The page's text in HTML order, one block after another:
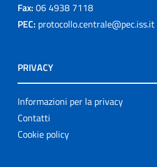
Fax: 06 4938 7118
PEC: protocollo.centrale@pec.iss.it
PRIVACY
Informazioni per la privacy
Contatti
Cookie policy